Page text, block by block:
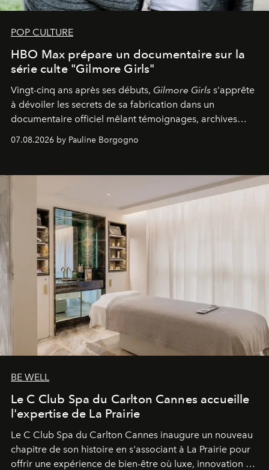
POP CULTURE
HBO Max prépare un documentaire sur la
série culte "Gilmore Girls"
Vingt-cinq ans après ses débuts, Gilmore Girls s'apprête
à dévoiler les secrets de sa fabrication dans un
documentaire officiel mêlant témoignages, archives
inédites et plongée dans les coulisses d'un phénomène
générationnel.
07.08.2026 by Pauline Borgogno
BE WELL
Le C Club Spa du Carlton Cannes accueille
l'expertise de La Prairie
Le C Club Spa du Carlton Cannes inaugure un nouveau
chapitre de son histoire en s'associant à La Prairie pour
offrir une expérience de bien-être où luxe, innovation et